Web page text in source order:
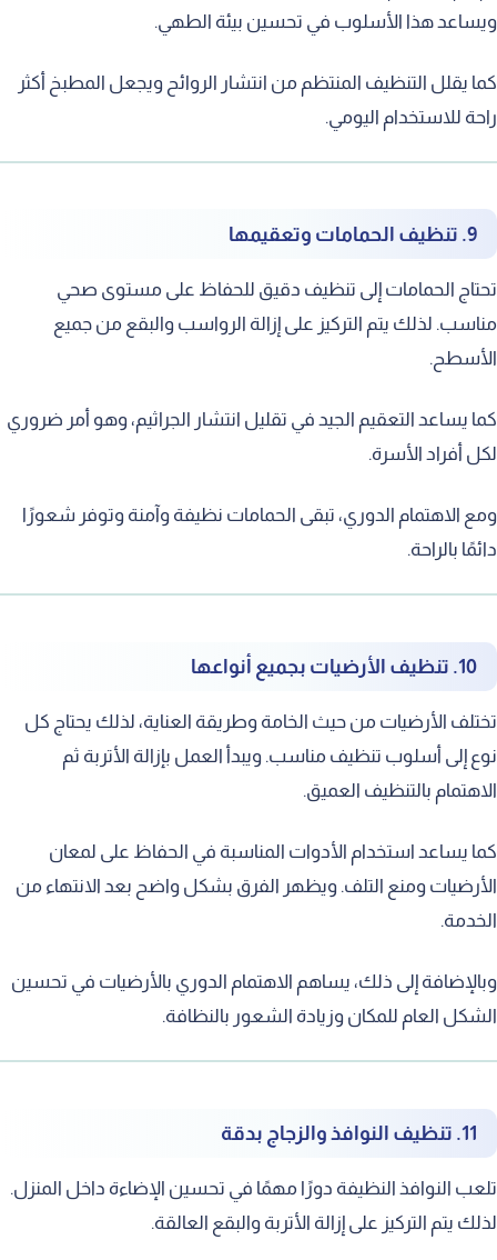
هذا الأسلوب في تحسين بيئة الطهي.
يقلل التنظيف المنتظم من انتشار الروائح ويجعل المطبخ أكثر
للاستخدام اليومي.
الحمامات إلى تنظيف دقيق للحفاظ على مستوى صحي
لذلك يتم التركيز على إزالة الرواسب والبقع من جميع
يساعد التعقيم الجيد في تقليل انتشار الجراثيم، وهو أمر ضروري
أفراد الأسرة.
الاهتمام الدوري، تبقى الحمامات نظيفة وآمنة وتوفر شعورًا
بالراحة.
10. تنظيف الأرضيات بجميع أنواعها
الأرضيات من حيث الخامة وطريقة العناية، لذلك يحتاج كل
إلى أسلوب تنظيف مناسب. ويبدأ العمل بإزالة الأتربة ثم
بالتنظيف العميق.
يساعد استخدام الأدوات المناسبة في الحفاظ على لمعان
ومنع التلف. ويظهر الفرق بشكل واضح بعد الانتهاء من
إلى ذلك، يساهم الاهتمام الدوري بالأرضيات في تحسين
العام للمكان وزيادة الشعور بالنظافة.
النوافذ النظيفة دورًا مهمًا في تحسين الإضاءة داخل المنزل.
يتم التركيز على إزالة الأتربة والبقع العالقة.